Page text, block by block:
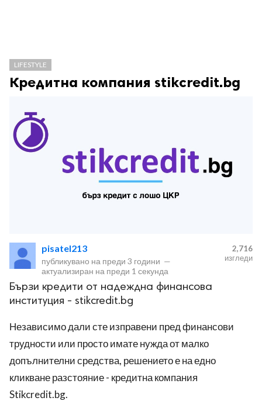
LIFESTYLE
Кредитна компания stikcredit.bg
pisatel213
публикувано на преди 3 години —
актуализиран на преди 1 секунда
2,716
изгледи
Бързи кредити от надеждна финансова
институция - stikcredit.bg
Независимо дали сте изправени пред финансови
трудности или просто имате нужда от малко
допълнителни средства, решението е на едно
кликване разстояние - кредитна компания
Stikcredit.bg.